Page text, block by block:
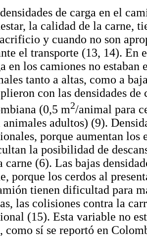
de carga en el
la calidad de la carne,
y cuando no son
el transporte (13, 14). En
en los camiones no estaban
tanto a altas, como a
con las densidades
(0,5 m2/animal para
animales adultos) (9).
porque aumentan los
la posibilidad de
carne (6). Las bajas
porque los cerdos al
tienen dificultad para
las colisiones contra la
(15). Esta variable no
como sí se reportó en